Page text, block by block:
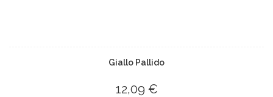
Giallo Pallido
12,09 €